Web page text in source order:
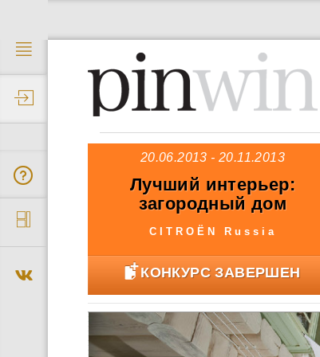
20.06.2013 - 20.11.2013
Лучший интерьер:
загородный дом
квартира
CITROЁN Russia
КОНКУРС ЗАВЕРШЕН